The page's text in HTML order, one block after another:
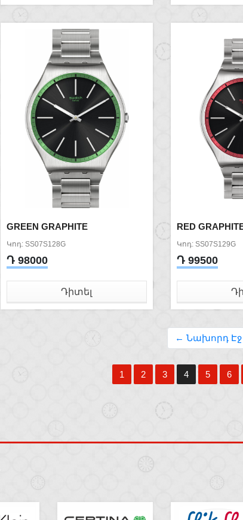
GREEN GRAPHITE
Կոդ: SS07S128G
Դ 98000
Դիտել
RED
Կոդ: SS07S129G
Դ 99500
← Նախորդ Էջ
1 2 3 4 5 6